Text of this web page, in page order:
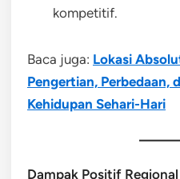
kompetitif.
Baca juga: Lokasi
Pengertian, Perbedaan,
Kehidupan Sehari-Hari
Dampak Positif